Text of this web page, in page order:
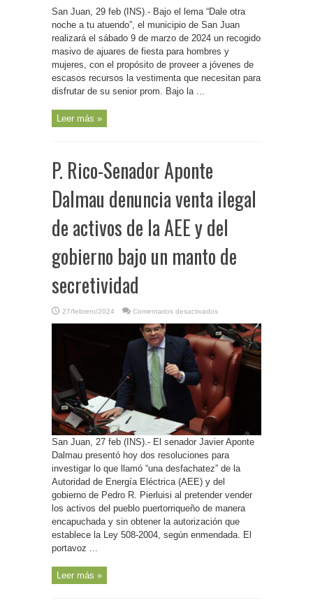
Rico-
Municipio
de
San
Juan
a
trajes
de
San Juan, 29 feb (INS).- Bajo el lema “Dale otra
noche a tu atuendo”, el municipio de San Juan
realizará el sábado 9 de marzo de 2024 un recogido
masivo de ajuares de fiesta para hombres y
mujeres, con el propósito de proveer a jóvenes de
escasos recursos la vestimenta que necesitan para
disfrutar de su senior prom. Bajo la ...
Leer más »
P. Rico-Senador Aponte
Dalmau denuncia venta ilegal
de activos de la AEE y del
gobierno bajo un manto de
secretividad
27/febrero/2024 Comentarios desactivados
Rico-
Senador
Aponte
Dalmau
denuncia
venta
activos
de
la
AEE
y
gobierno
bajo
manto
de
secretividad
San Juan, 27 feb (INS).- El senador Javier Aponte
Dalmau presentó hoy dos resoluciones para
investigar lo que llamó “una desfachatez” de la
Autoridad de Energía Eléctrica (AEE) y del
gobierno de Pedro R. Pierluisi al pretender vender
los activos del pueblo puertorriqueño de manera
encapuchada y sin obtener la autorización que
establece la Ley 508-2004, según enmendada. El
portavoz ...
Leer más »